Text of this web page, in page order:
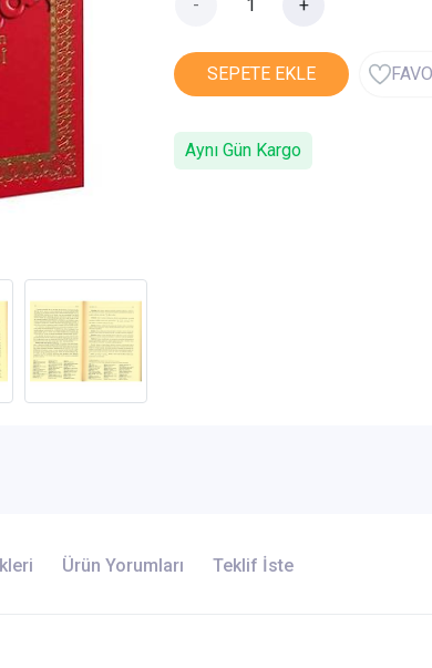
- +
SEPETE EKLE
Aynı Gün Kargo
Ürün Yorumları Teklif İste